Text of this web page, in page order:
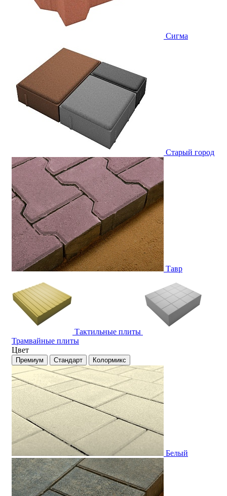
Сигма
Старый город
Тавр
Тактильные плиты
Трамвайные плиты
Цвет
Премиум Стандарт Колормикс
Белый